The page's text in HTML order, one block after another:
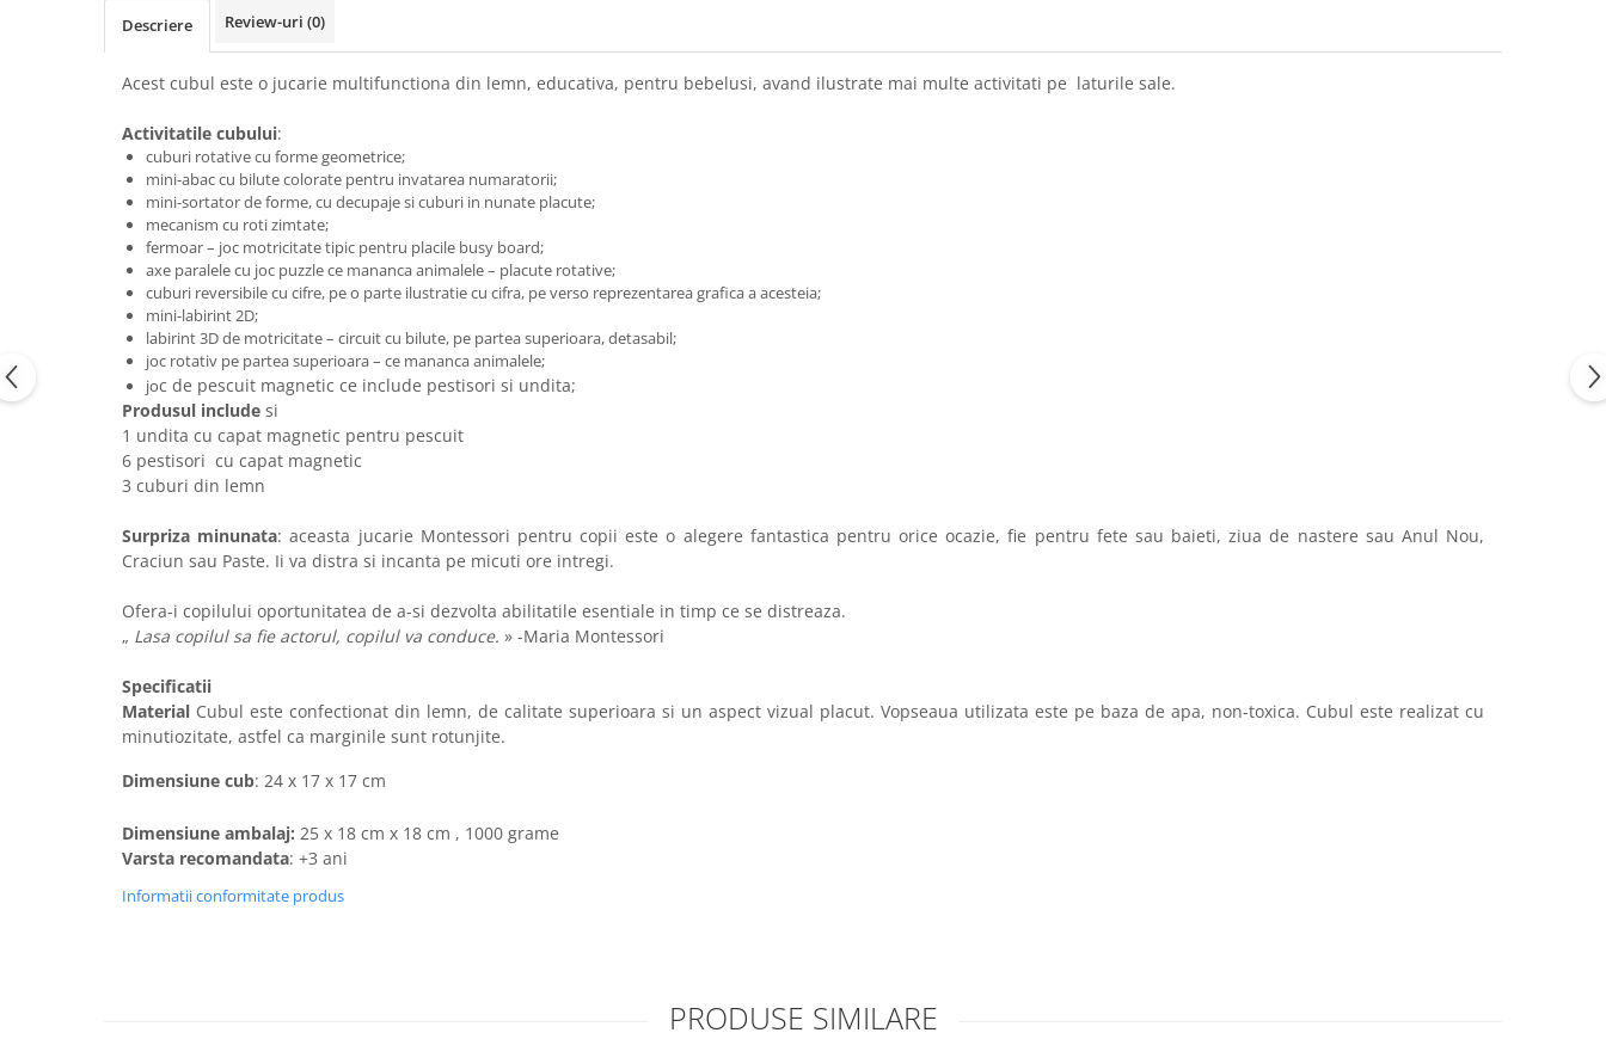
Descriere Review-uri (0)
Acest cubul este o jucarie multifunctiona din lemn, educativa, pentru bebelusi, avand ilustrate mai multe activitati pe laturile sale.
Activitatile cubului:
cuburi rotative cu forme geometrice;
mini-abac cu bilute colorate pentru invatarea numaratorii;
mini-sortator de forme, cu decupaje si cuburi in nunate placute;
mecanism cu roti zimtate;
fermoar – joc motricitate tipic pentru placile busy board;
axe paralele cu joc puzzle ce mananca animalele – placute rotative;
cuburi reversibile cu cifre, pe o parte ilustratie cu cifra, pe verso reprezentarea grafica a acesteia;
mini-labirint 2D;
labirint 3D de motricitate – circuit cu bilute, pe partea superioara, detasabil;
joc rotativ pe partea superioara – ce mananca animalele;
joc de pescuit magnetic ce include pestisori si undita;
Produsul include si
1 undita cu capat magnetic pentru pescuit
6 pestisori cu capat magnetic
3 cuburi din lemn
Surpriza minunata: aceasta jucarie Montessori pentru copii este o alegere fantastica pentru orice ocazie, fie pentru fete sau baieti, ziua de nastere sau Anul Nou,
Craciun sau Paste. Ii va distra si incanta pe micuti ore intregi.
Ofera-i copilului oportunitatea de a-si dezvolta abilitatile esentiale in timp ce se distreaza.
„ Lasa copilul sa fie actorul, copilul va conduce. » -Maria Montessori
Specificatii
Material Cubul este confectionat din lemn, de calitate superioara si un aspect vizual placut. Vopseaua utilizata este pe baza de apa, non-toxica. Cubul este realizat cu
minutiozitate, astfel ca marginile sunt rotunjite.
Dimensiune cub: 24 x 17 x 17 cm
Dimensiune ambalaj: 25 x 18 cm x 18 cm , 1000 grame
Varsta recomandata: +3 ani
Informatii conformitate produs
PRODUSE SIMILARE